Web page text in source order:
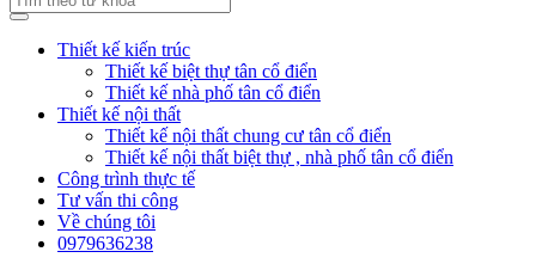
Thiết kế kiến trúc
Thiết kế biệt thự tân cổ điển
Thiết kế nhà phố tân cổ điển
Thiết kế nội thất
Thiết kế nội thất chung cư tân cổ điển
Thiết kế nội thất biệt thự , nhà phố tân cổ điển
Công trình thực tế
Tư vấn thi công
Về chúng tôi
0979636238